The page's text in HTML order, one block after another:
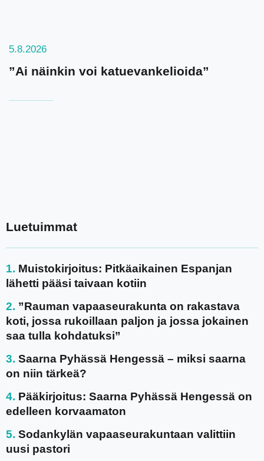
5.8.2026
”Ai näinkin voi katuevankelioida”
Luetuimmat
Muistokirjoitus: Pitkäaikainen Espanjan
lähetti pääsi taivaan kotiin
”Rauman vapaaseurakunta on rakastava
koti, jossa rukoillaan paljon ja jossa jokainen
saa tulla kohdatuksi”
Saarna Pyhässä Hengessä – miksi saarna
on niin tärkeä?
Pääkirjoitus: Saarna Pyhässä Hengessä on
edelleen korvaamaton
Sodankylän vapaaseurakuntaan valittiin
uusi pastori